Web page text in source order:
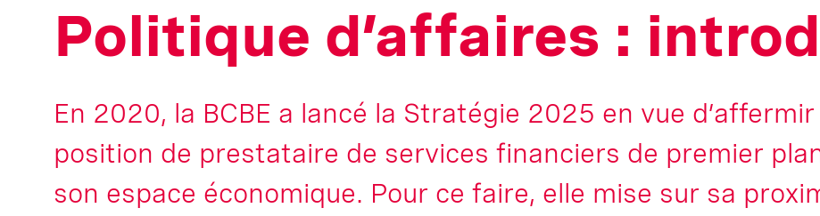
Politique d’affaires :
En 2020, la BCBE a lancé la Stratégie 2025 en vue d’affermir
position de prestataire de services financiers de premier
son espace économique. Pour ce faire, elle mise sur sa